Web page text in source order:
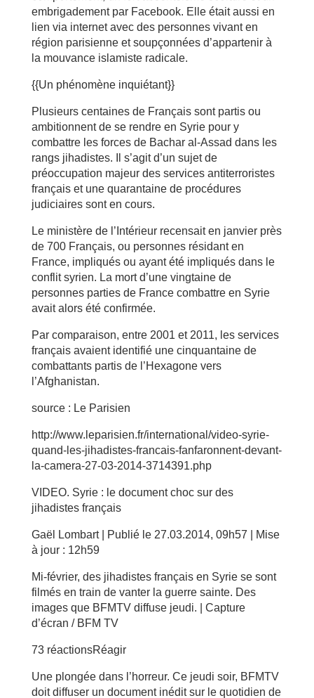
embrigadement par Facebook. Elle était aussi en
lien via internet avec des personnes vivant en
région parisienne et soupçonnées d’appartenir à
la mouvance islamiste radicale.
{{Un phénomène inquiétant}}
Plusieurs centaines de Français sont partis ou
ambitionnent de se rendre en Syrie pour y
combattre les forces de Bachar al-Assad dans les
rangs jihadistes. Il s’agit d’un sujet de
préoccupation majeur des services antiterroristes
français et une quarantaine de procédures
judiciaires sont en cours.
Le ministère de l’Intérieur recensait en janvier près
de 700 Français, ou personnes résidant en
France, impliqués ou ayant été impliqués dans le
conflit syrien. La mort d’une vingtaine de
personnes parties de France combattre en Syrie
avait alors été confirmée.
Par comparaison, entre 2001 et 2011, les services
français avaient identifié une cinquantaine de
combattants partis de l’Hexagone vers
l’Afghanistan.
source : Le Parisien
http://www.leparisien.fr/international/video-syrie-
quand-les-jihadistes-francais-fanfaronnent-devant-
la-camera-27-03-2014-3714391.php
VIDEO. Syrie : le document choc sur des
jihadistes français
Gaël Lombart | Publié le 27.03.2014, 09h57 | Mise
à jour : 12h59
Mi-février, des jihadistes français en Syrie se sont
filmés en train de vanter la guerre sainte. Des
images que BFMTV diffuse jeudi. | Capture
d’écran / BFM TV
73 réactionsRéagir
Une plongée dans l’horreur. Ce jeudi soir, BFMTV
doit diffuser un document inédit sur le quotidien de